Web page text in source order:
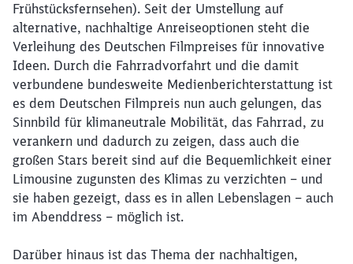
Frühstücksfernsehen). Seit der Umstellung auf
alternative, nachhaltige Anreiseoptionen steht die
Verleihung des Deutschen Filmpreises für innovative
Ideen. Durch die Fahrradvorfahrt und die damit
verbundene bundesweite Medienberichterstattung ist
es dem Deutschen Filmpreis nun auch gelungen, das
Sinnbild für klimaneutrale Mobilität, das Fahrrad, zu
verankern und dadurch zu zeigen, dass auch die
großen Stars bereit sind auf die Bequemlichkeit einer
Limousine zugunsten des Klimas zu verzichten – und
sie haben gezeigt, dass es in allen Lebenslagen – auch
im Abenddress – möglich ist.
Darüber hinaus ist das Thema der nachhaltigen,